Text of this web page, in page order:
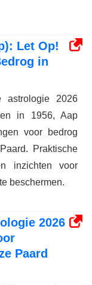
Let Op!
in
astrologie 2026
in 1956, Aap
voor bedrog
Praktische
inzichten voor
beschermen.
2026
Paard